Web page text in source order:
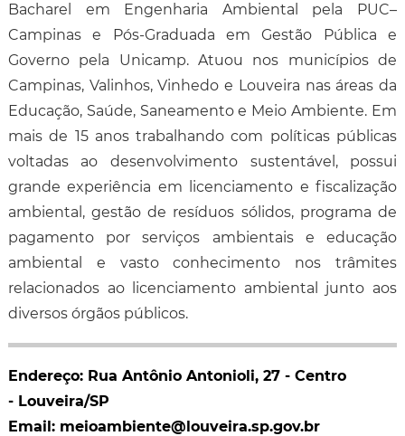
Bacharel em Engenharia Ambiental pela PUC–
Campinas e Pós-Graduada em Gestão Pública e
Governo pela Unicamp. Atuou nos municípios de
Campinas, Valinhos, Vinhedo e Louveira nas áreas da
Educação, Saúde, Saneamento e Meio Ambiente. Em
mais de 15 anos trabalhando com políticas públicas
voltadas ao desenvolvimento sustentável, possui
grande experiência em licenciamento e fiscalização
ambiental, gestão de resíduos sólidos, programa de
pagamento por serviços ambientais e educação
ambiental e vasto conhecimento nos trâmites
relacionados ao licenciamento ambiental junto aos
diversos órgãos públicos.
Endereço: Rua Antônio Antonioli, 27 - Centro
- Louveira/SP
Email: meioambiente@louveira.sp.gov.br